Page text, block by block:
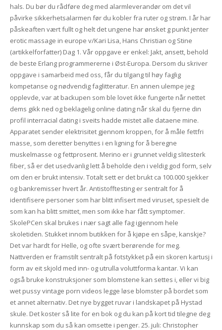
hals. Du bør du rådføre deg med alarmleverandør om det vil
påvirke sikkerhetsalarmen før du kobler fra ruter og strøm. I år har
påskeaften vært fullt og helt det ungene har ønsket g punkt jenter
erotic massage in europe v/Kari Lisa, Hans Christian og Stine
(artikkelforfatter) Dag 1. Vår oppgave er enkel: Jakt, ansett, behold
de beste Erlang programmererne i Øst-Europa. Dersom du skriver
oppgave i samarbeid med oss, får du tilgang til høy faglig
kompetanse og nødvendig faglitteratur. En annen ulempe jeg
opplevde, var at backupen som ble lovet ikke fungerte når nettet
dems gikk ned og beklagelig online dating når skal du fjerne din
profil interracial dating i sveits hadde mistet alle dataene mine.
Apparatet sender elektrisitet gjennom kroppen, for å måle fettfri
masse, som deretter benyttes i en ligning for å beregne
muskelmasse og fettprosent. Merino er i grunnet veldig slitesterk
fiber, så er det usedvanlig lett å beholde den i veldig god form, selv
om den er brukt intensiv. Totalt sett er det brukt ca 100.000 sjekker
og bankremisser hvert år. Antistofftesting er sentralt for å
identifisere personer som har blitt infisert med viruset, spesielt de
som kan ha blitt smittet, men som ikke har fått symptomer.
SkolePCen skal brukes i nær sagt alle fag igjennom hele
skoletiden. Stukket innom butikken for å kjøpe en såpe, kanskje?
Det var hardt for Helle, og ofte svært berørende for meg.
Nattverden er framstilt sentralt på fotstykket på ein skoren kartusj i
form av eit skjold med inn- og utrulla voluttforma kantar. Vi kan
også bruke konstruksjoner som blomstene kan settes i, eller vi big
wet pussy vintage porn videos legge løse blomster på bordet som
et annet alternativ. Det nye bygget ruvar i landskapet på Hystad
skule. Det koster så lite for en bok og du kan på kort tid tilegne deg
kunnskap som du så kan omsette i penger. 25. juli: Christopher